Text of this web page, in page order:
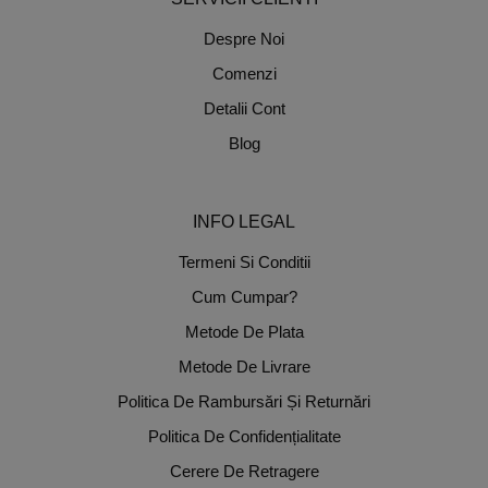
Despre Noi
Comenzi
Detalii Cont
Blog
INFO LEGAL
Termeni Si Conditii
Cum Cumpar?
Metode De Plata
Metode De Livrare
Politica De Rambursări Și Returnări
Politica De Confidențialitate
Cerere De Retragere